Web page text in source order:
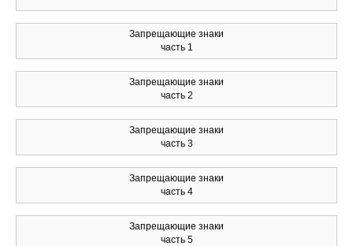
Запрещающие знаки
часть 1
Запрещающие знаки
часть 2
Запрещающие знаки
часть 3
Запрещающие знаки
часть 4
Запрещающие знаки
часть 5